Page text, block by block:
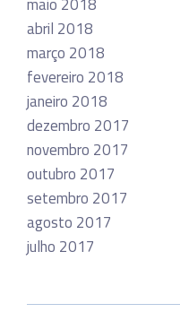
maio 2018
abril 2018
março 2018
fevereiro 2018
janeiro 2018
dezembro 2017
novembro 2017
outubro 2017
setembro 2017
agosto 2017
julho 2017